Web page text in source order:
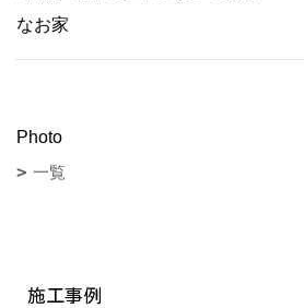
なお家
Photo
一覧
施工事例